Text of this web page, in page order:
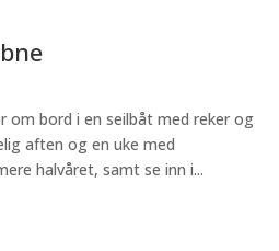
om bord i en seilbåt med reker og
aften og en uke med
halvåret, samt se inn i...